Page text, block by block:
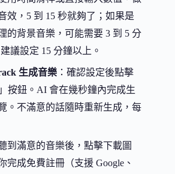
效，5 到 15 秒就夠了；如果是
的背景音樂，可能需要 3 到 5 分
議設定 15 分鐘以上。
生成音樂 ：確認設定後點擊
」按鈕。AI 會在幾秒鐘內完成生
。不滿意的話隨時重新生成，每
到滿意的音樂後，點擊下載圖
完成免費註冊（支援 Google、